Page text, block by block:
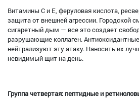
Витамины С и Е, феруловая кислота,
защита от внешней агрессии. Городской
сигаретный дым — все это создает
разрушающие коллаген.
нейтрализуют эту атаку. Наносить их
невидимый щит на день.
Группа четвертая: пептидные и